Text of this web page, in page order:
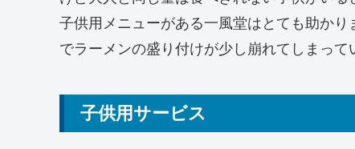
子供用メニューがある一風堂はとても助か
でラーメンの盛り付けが少し崩れてしまっ
子供用サービス